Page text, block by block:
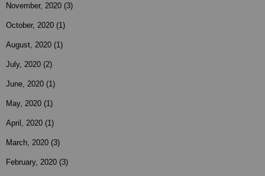
November, 2020 (3)
October, 2020 (1)
August, 2020 (1)
July, 2020 (2)
June, 2020 (1)
May, 2020 (1)
April, 2020 (1)
March, 2020 (3)
February, 2020 (3)